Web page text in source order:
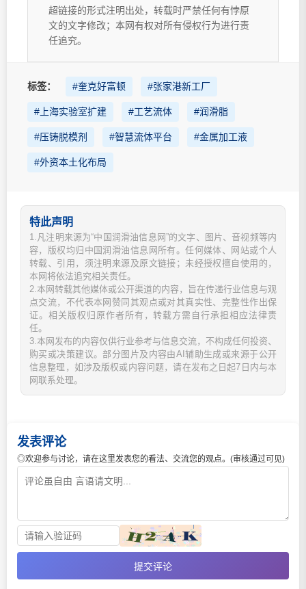
超链接的形式注明出处，转载时严禁任何有悖原
文的文字修改；本网有权对所有侵权行为进行责
任追究。
标签： #奎克好富顿 #张家港新工厂
#上海实验室扩建 #工艺流体 #润滑脂
#压铸脱模剂 #智慧流体平台 #金属加工液
#外资本土化布局
特此声明
1.凡注明来源为“中国润滑油信息网”的文字、图片、音视频等内
容，版权均归中国润滑油信息网所有。任何媒体、网站或个人
转载、引用，须注明来源及原文链接；未经授权擅自使用的，
本网将依法追究相关责任。
2.本网转载其他媒体或公开渠道的内容，旨在传递行业信息与观
点交流，不代表本网赞同其观点或对其真实性、完整性作出保
证。相关版权归原作者所有，转载方需自行承担相应法律责
任。
3.本网发布的内容仅供行业参考与信息交流，不构成任何投资、
购买或决策建议。部分图片及内容由AI辅助生成或来源于公开
信息整理，如涉及版权或内容问题，请在发布之日起7日内与本
网联系处理。
发表评论
◎欢迎参与讨论，请在这里发表您的看法、交流您的观点。(审核通过可见)
提交评论